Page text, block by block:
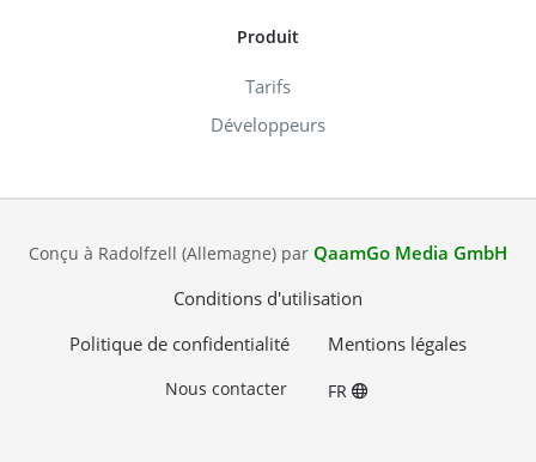
Produit
Tarifs
Développeurs
Conçu à Radolfzell (Allemagne) par QaamGo Media GmbH
Conditions d'utilisation
Politique de confidentialité
Mentions légales
Nous contacter FR